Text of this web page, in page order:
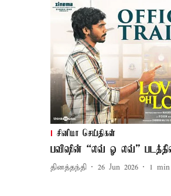
சினிமா செய்திகள்
பவிஷின் “லவ் ஓ லவ்”
தினத்தந்தி 26 Jun 2026 1